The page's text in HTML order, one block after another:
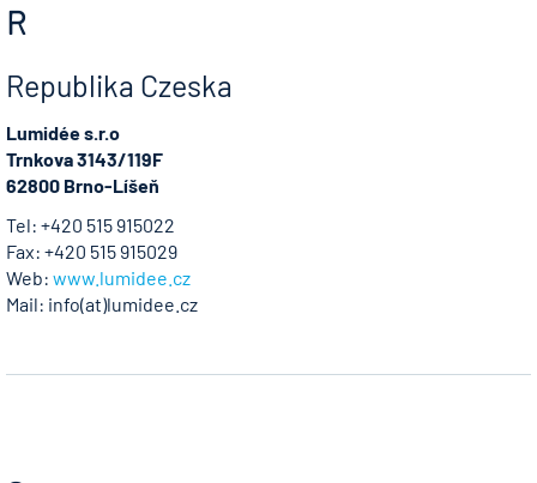
R
Republika Czeska
Lumidée s.r.o
Trnkova 3143/119F
62800 Brno-Líšeň
Tel: +420 515 915022
Fax: +420 515 915029
Web: www.lumidee.cz
Mail: info(at)lumidee.cz